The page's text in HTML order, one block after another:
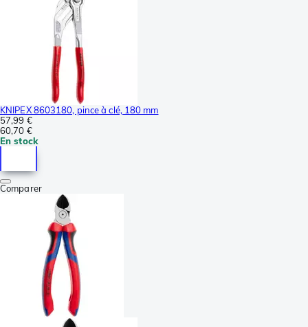
KNIPEX 8603180, pince à clé, 180 mm
57,99 €
60,70 €
En stock
Comparer